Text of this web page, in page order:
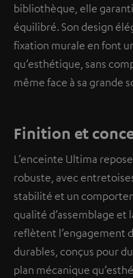
bibliothèque, elle
équilibré. Son design
fixation murale en font
qu’esthétique, sans
même face à sa grande
Finition et
L’enceinte Ultima
robuste, avec
stabilité et un
qualité d’assemblage
reflètent l’engagement
durables, conçus pour
plan mécanique